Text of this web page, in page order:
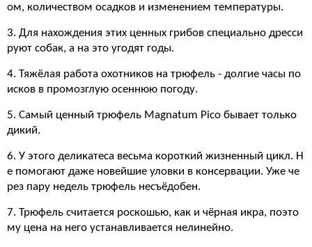
ом, количеством осадков и изменением температуры.
3. Для нахождения этих ценных грибов специально дресси
руют собак, а на это угодят годы.
4. Тяжёлая работа охотников на трюфель - долгие часы по
исков в промозглую осеннюю погоду.
5. Самый ценный трюфель Magnatum Pico бывает только
дикий.
6. У этого деликатеса весьма короткий жизненный цикл. Н
е помогают даже новейшие уловки в консервации. Уже че
рез пару недель трюфель несъёдобен.
7. Трюфель считается роскошью, как и чёрная икра, поэто
му цена на него устанавливается нелинейно.